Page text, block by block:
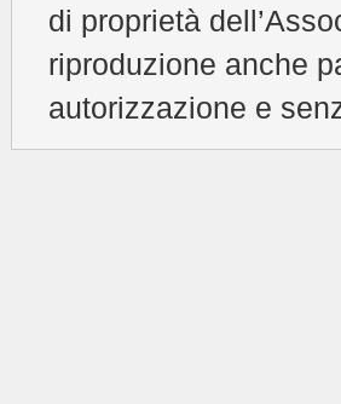
di proprietà
riproduzione anche
autorizzazione e